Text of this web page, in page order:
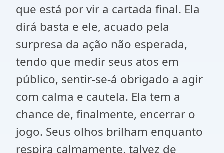
que está por vir a cartada final. Ela
dirá basta e ele, acuado pela
surpresa da ação não esperada,
tendo que medir seus atos em
público, sentir-se-á obrigado a agir
com calma e cautela. Ela tem a
chance de, finalmente, encerrar o
jogo. Seus olhos brilham enquanto
respira calmamente, talvez de